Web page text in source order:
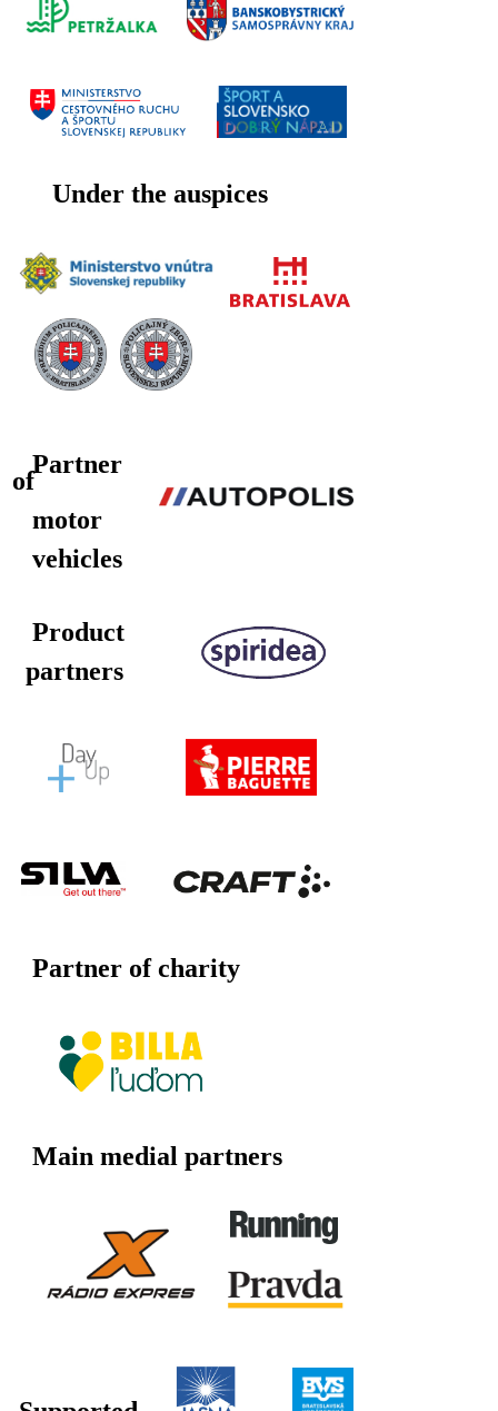
Under the auspices
Partner
of
motor
vehicles
Product
partners
Partner of charity
Main medial partners